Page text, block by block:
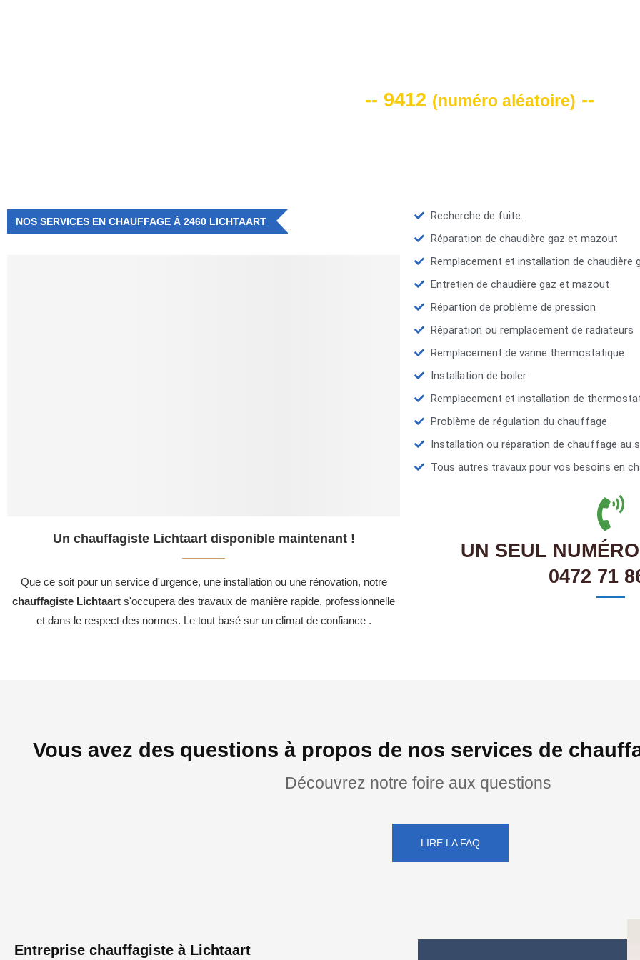
-- 9412 (numéro aléatoire) --
NOS SERVICES EN CHAUFFAGE À 2460 LICHTAART
Un chauffagiste Lichtaart disponible maintenant !
Que ce soit pour un service d'urgence, une installation ou une rénovation, notre
chauffagiste Lichtaart s'occupera des travaux de manière rapide, professionnelle
et dans le respect des normes. Le tout basé sur un climat de confiance .
Recherche de fuite.
Réparation de chaudière gaz et mazout
Remplacement et installation de chaudière
Entretien de chaudière gaz et mazout
Répartion de problème de pression
Réparation ou remplacement de radiateurs
Remplacement de vanne thermostatique
Installation de boiler
Remplacement et installation de
Problème de régulation du chauffage
Installation ou réparation de chauffage au
Tous autres travaux pour vos besoins en
UN SEUL
0472 71
Vous avez des questions à propos de nos services de
Découvrez notre foire aux questions
LIRE LA FAQ
Entreprise chauffagiste à Lichtaart